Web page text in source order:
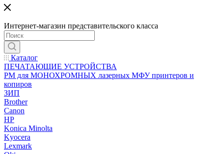
Интернет-магазин представительского класса
Каталог
ПЕЧАТАЮЩИЕ УСТРОЙСТВА
РМ для МОНОХРОМНЫХ лазерных МФУ принтеров и
копиров
ЗИП
Brother
Canon
HP
Konica Minolta
Kyocera
Lexmark